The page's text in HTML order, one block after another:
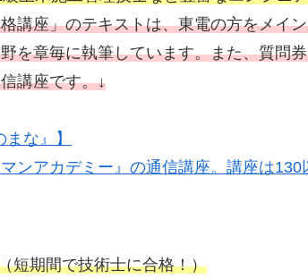
講座」のテキストは、東電の方をメイ
を章毎に執筆しています。また、質問
講座です。↓
な』】
ンアカデミー』の通信講座。講座は130
短期間で技術士に合格！）